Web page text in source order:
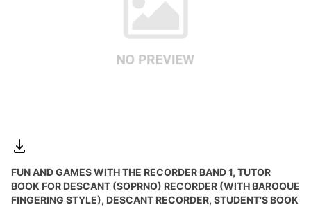
FUN AND GAMES WITH THE RECORDER BAND 1, TUTOR
BOOK FOR DESCANT (SOPRNO) RECORDER (WITH BAROQUE
FINGERING STYLE), DESCANT RECORDER, STUDENT'S BOOK